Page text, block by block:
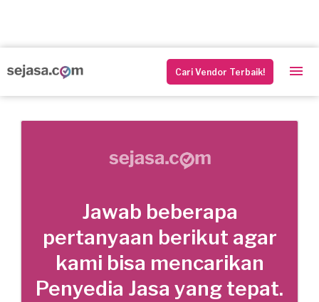
Cari Vendor Terbaik!
Jawab beberapa
pertanyaan berikut agar
kami bisa mencarikan
Penyedia Jasa yang tepat.